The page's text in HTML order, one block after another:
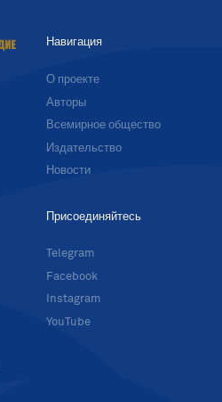
Навигация
О проекте
Авторы
Всемирное общество
Издательство
Новости
Присоединяйтесь
Telegram
Facebook
Instagram
YouTube